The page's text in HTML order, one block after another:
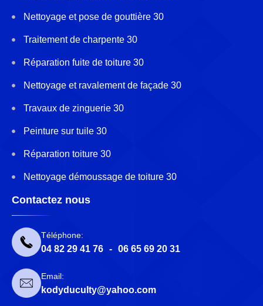
Nettoyage et pose de gouttière 30
Traitement de charpente 30
Réparation fuite de toiture 30
Nettoyage et ravalement de façade 30
Travaux de zinguerie 30
Peinture sur tuile 30
Réparation toiture 30
Nettoyage démoussage de toiture 30
Contactez nous
Téléphone:
04 82 29 41 76 - 06 65 69 20 31
Email:
kodyduculty@yahoo.com